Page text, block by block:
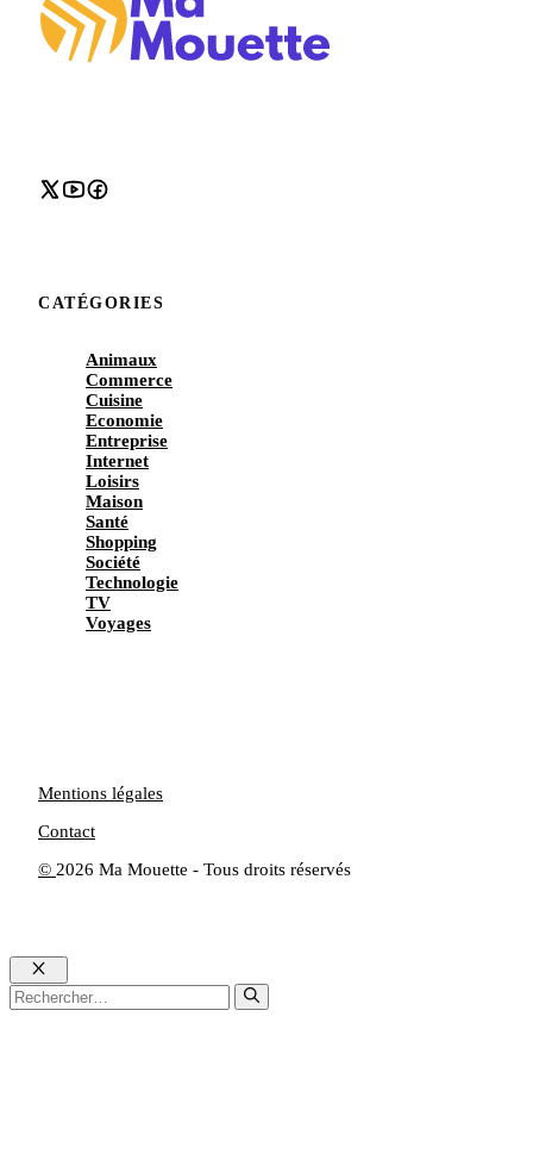
CATÉGORIES
Animaux
Commerce
Cuisine
Economie
Entreprise
Internet
Loisirs
Maison
Santé
Shopping
Société
Technologie
TV
Voyages
© 2026 Ma Mouette - Tous droits réservés
Mentions légales
Contact
Fermer
Rechercher :